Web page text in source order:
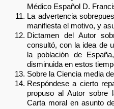
Médico Español D.
La advertencia
manifiesta el motivo, y
Dictamen del Autor
consultó, con la idea de
la población de
disminuida en estos
Sobre la Ciencia media
Respóndese a cierto
propuso al Autor sobre
Carta moral en asunto